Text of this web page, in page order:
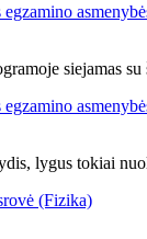
siejamas
lygus tokiai
(Fizika)